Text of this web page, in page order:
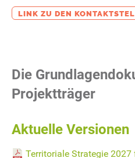
LINK ZU DEN
Die
Projektträger
Aktuelle Versionen
Territoriale Strategie